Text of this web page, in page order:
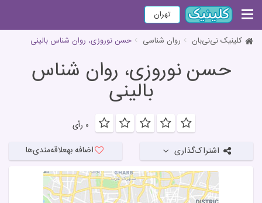
تهران
کلینیک نی‌نی‌بان روان شناسی حسن نوروزی، روان شناس بالینی
حسن نوروزی، روان شناس
بالینی
۰ رأی
اشتراک‌گذاری اضافه بهعلاقه‌مندی‌ها